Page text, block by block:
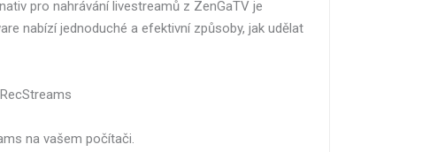
pro nahrávání livestreamů z ZenGaTV je
nabízí jednoduché a efektivní způsoby, jak udělat
na vašem počítači.